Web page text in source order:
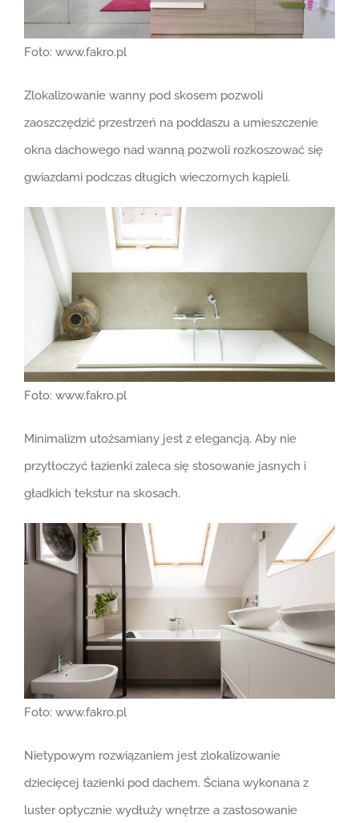
Foto: www.fakro.pl
Zlokalizowanie wanny pod skosem pozwoli
zaoszczędzić przestrzeń na poddaszu a umieszczenie
okna dachowego nad wanną pozwoli rozkoszować się
gwiazdami podczas długich wieczornych kąpieli.
Foto: www.fakro.pl
Minimalizm utożsamiany jest z elegancją. Aby nie
przytłoczyć łazienki zaleca się stosowanie jasnych i
gładkich tekstur na skosach.
Foto: www.fakro.pl
Nietypowym rozwiązaniem jest zlokalizowanie
dziecięcej łazienki pod dachem. Ściana wykonana z
luster optycznie wydłuży wnętrze a zastosowanie